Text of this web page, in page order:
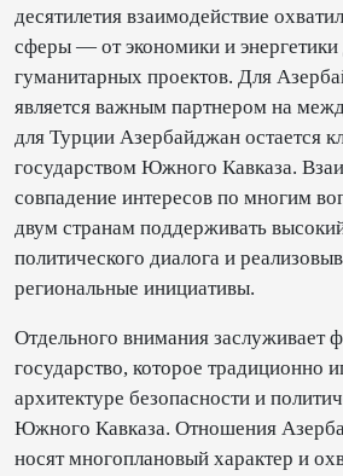
десятилетия взаимодействие
сферы — от экономики и
гуманитарных проектов. Для
является важным партнером на
для Турции Азербайджан остается
государством Южного Кавказа.
совпадение интересов по многим
двум странам поддерживать
политического диалога и
региональные инициативы.
Отдельного внимания заслуживает
государство, которое традиционно
архитектуре безопасности и
Южного Кавказа. Отношения
носят многоплановый характер и